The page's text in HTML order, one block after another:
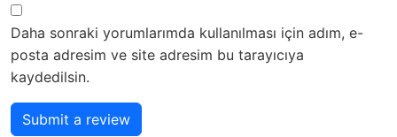
Daha sonraki yorumlarımda kullanılması için adım, e-
posta adresim ve site adresim bu tarayıcıya
kaydedilsin.
Submit a review